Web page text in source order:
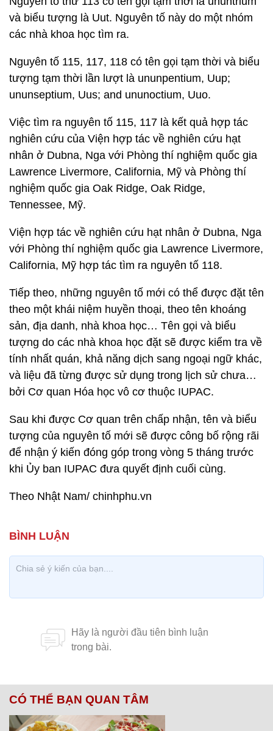
và biểu tượng là Uut. Nguyên tố này do một nhóm
các nhà khoa học tìm ra.
Nguyên tố 115, 117, 118 có tên gọi tạm thời và biểu
tượng tạm thời lần lượt là ununpentium, Uup;
ununseptium, Uus; and ununoctium, Uuo.
Việc tìm ra nguyên tố 115, 117 là kết quả hợp tác
nghiên cứu của Viện hợp tác về nghiên cứu hạt
nhân ở Dubna, Nga với Phòng thí nghiệm quốc gia
Lawrence Livermore, California, Mỹ và Phòng thí
nghiệm quốc gia Oak Ridge, Oak Ridge,
Tennessee, Mỹ.
Viện hợp tác về nghiên cứu hạt nhân ở Dubna, Nga
với Phòng thí nghiệm quốc gia Lawrence Livermore,
California, Mỹ hợp tác tìm ra nguyên tố 118.
Tiếp theo, những nguyên tố mới có thể được đặt tên
theo một khái niệm huyền thoại, theo tên khoáng
sản, địa danh, nhà khoa học… Tên gọi và biểu
tượng do các nhà khoa học đặt sẽ được kiểm tra về
tính nhất quán, khả năng dịch sang ngoại ngữ khác,
và liệu đã từng được sử dụng trong lịch sử chưa…
bởi Cơ quan Hóa học vô cơ thuộc IUPAC.
Sau khi được Cơ quan trên chấp nhận, tên và biểu
tượng của nguyên tố mới sẽ được công bố rộng rãi
để nhận ý kiến đóng góp trong vòng 5 tháng trước
khi Ủy ban IUPAC đưa quyết định cuối cùng.
Theo Nhật Nam/ chinhphu.vn
CÓ THỂ BẠN QUAN TÂM